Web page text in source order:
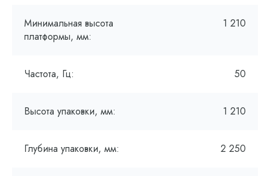
Минимальная высота
платформы, мм:
1 210
Частота, Гц: 50
Высота упаковки, мм: 1 210
Глубина упаковки, мм: 2 250